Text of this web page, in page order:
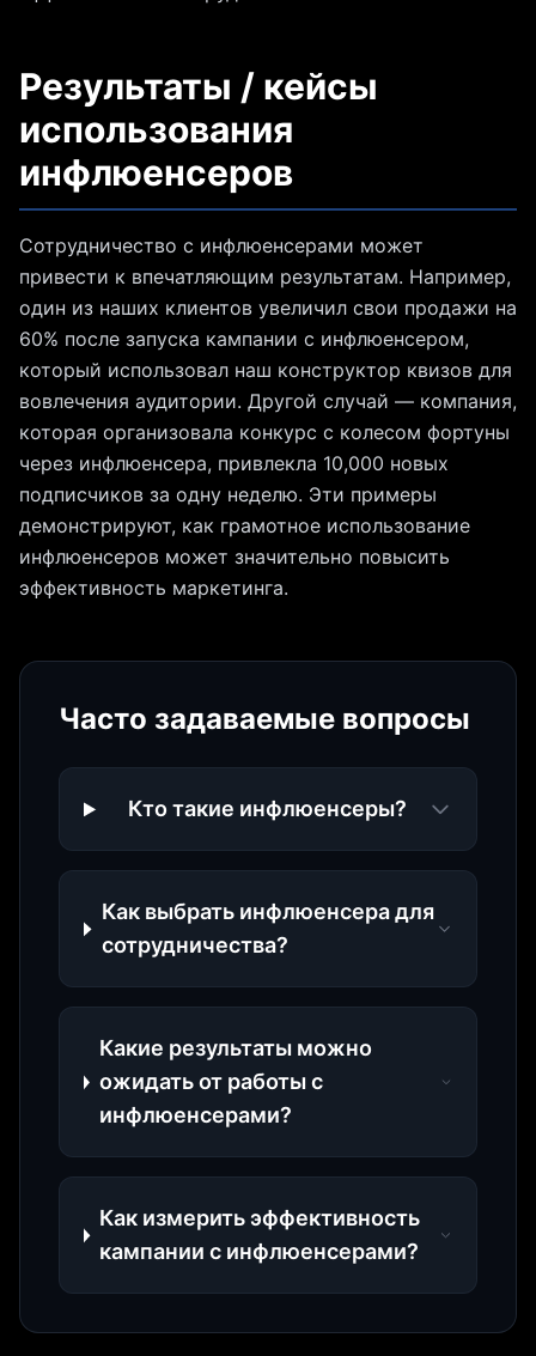
Результаты / кейсы
использования
инфлюенсеров
Сотрудничество с инфлюенсерами может
привести к впечатляющим результатам. Например,
один из наших клиентов увеличил свои продажи на
60% после запуска кампании с инфлюенсером,
который использовал наш конструктор квизов для
вовлечения аудитории. Другой случай — компания,
которая организовала конкурс с колесом фортуны
через инфлюенсера, привлекла 10,000 новых
подписчиков за одну неделю. Эти примеры
демонстрируют, как грамотное использование
инфлюенсеров может значительно повысить
эффективность маркетинга.
Часто задаваемые вопросы
Кто такие инфлюенсеры?
Как выбрать инфлюенсера для
сотрудничества?
Какие результаты можно
ожидать от работы с
инфлюенсерами?
Как измерить эффективность
кампании с инфлюенсерами?